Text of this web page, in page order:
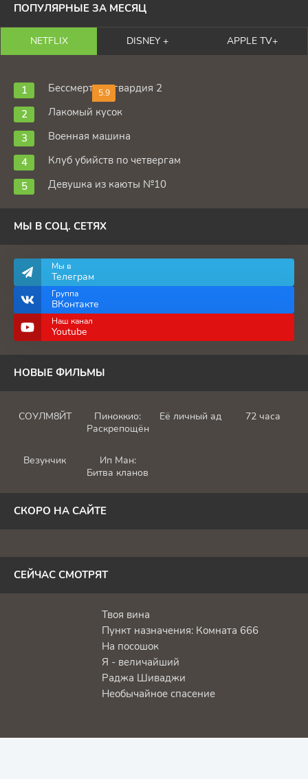
ПОПУЛЯРНЫЕ ЗА МЕСЯЦ
NETFLIX DISNEY + APPLE TV+
5.9
Бессмертная гвардия 2
Лакомый кусок
Военная машина
Клуб убийств по четвергам
Девушка из каюты №10
МЫ В СОЦ. СЕТЯХ
Мы в
Телеграм
Группа
ВКонтакте
Наш канал
Youtube
НОВЫЕ ФИЛЬМЫ
СОУЛМ8ЙТ
Пиноккио:
Раскрепощённый
Её личный ад 72 часа
Везунчик
Ип Ман:
Битва кланов
СКОРО НА САЙТЕ
СЕЙЧАС СМОТРЯТ
Твоя вина
Пункт назначения: Комната 666
На посошок
Я - величайший
Раджа Шиваджи
Необычайное спасение